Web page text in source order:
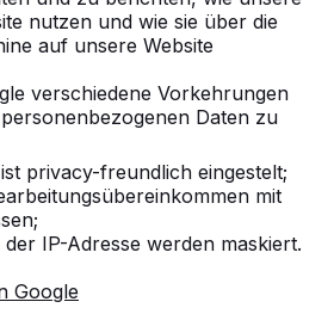
nutzen und wie sie über die
auf unsere Website
verschiedene Vorkehrungen
Daten zu
privacy-freundlich eingestelt;
mit
IP-Adresse werden maskiert.
Google
suchen